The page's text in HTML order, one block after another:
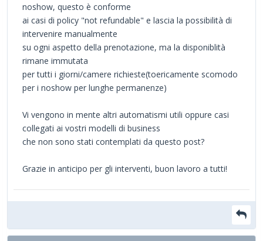
noshow, questo è conforme
ai casi di policy "not refundable" e lascia la possibilità di
intervenire manualmente
su ogni aspetto della prenotazione, ma la disponiblità
rimane immutata
per tutti i giorni/camere richieste(toericamente scomodo
per i noshow per lunghe permanenze)
Vi vengono in mente altri automatismi utili oppure casi
collegati ai vostri modelli di business
che non sono stati contemplati da questo post?
Grazie in anticipo per gli interventi, buon lavoro a tutti!